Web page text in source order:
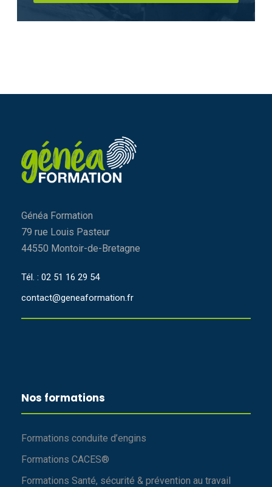
Généa Formation
79 rue Louis Pasteur
44550 Montoir-de-Bretagne
Tél. : 02 51 16 29 54
contact@geneaformation.fr
Nos formations
Formations conduite d’engins
Formations CACES®
Formations Santé, sécurité & prévention au travail